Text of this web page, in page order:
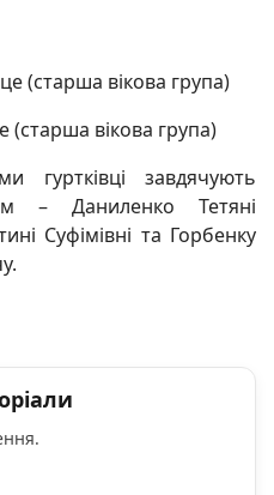
(старша вікова група)
(старша вікова група)
гуртківці завдячують
– Даниленко Тетяні
Суфімівні та Горбенку